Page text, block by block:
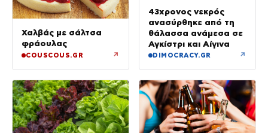
Χαλβάς με σάλτσα
φράουλας
COUSCOUS.GR ↗
43χρονος νεκρός
ανασύρθηκε από τη
θάλασσα ανάμεσα σε
Αγκίστρι και Αίγινα
DIMOCRACY.GR ↗